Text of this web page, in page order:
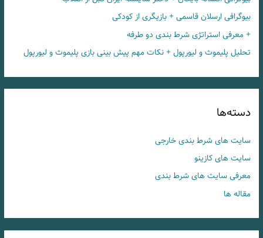
بیوگرافی ارسلان قاسمی + بازیگری از کودکی
+ معرفی استراتژی شرط بندی دو طرفه
تحلیل پلیموث و لیورپول + نکات مهم پیش بینی بازی پلیموث و لیورپول
دسته‌ها
سایت های شرط بندی خارجی
سایت های کازینو
معرفی سایت های شرط بندی
مقاله ها